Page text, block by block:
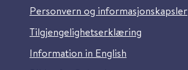
Personvern og informasjonskapsler
Tilgjengelighetserklæring
Information in English